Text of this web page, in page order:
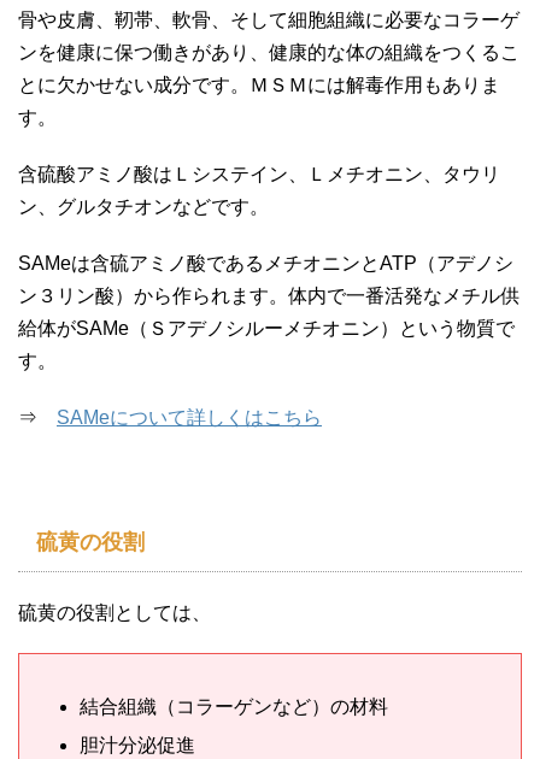
骨や皮膚、靭帯、軟骨、そして細胞組織に必要なコラーゲ
ンを健康に保つ働きがあり、健康的な体の組織をつくるこ
とに欠かせない成分です。ＭＳＭには解毒作用もありま
す。
含硫酸アミノ酸はＬシステイン、Ｌメチオニン、タウリ
ン、グルタチオンなどです。
SAMeは含硫アミノ酸であるメチオニンとATP（アデノシ
ン３リン酸）から作られます。体内で一番活発なメチル供
給体がSAMe（Ｓアデノシルーメチオニン）という物質で
す。
⇒ SAMeについて詳しくはこちら
硫黄の役割
硫黄の役割としては、
結合組織（コラーゲンなど）の材料
胆汁分泌促進